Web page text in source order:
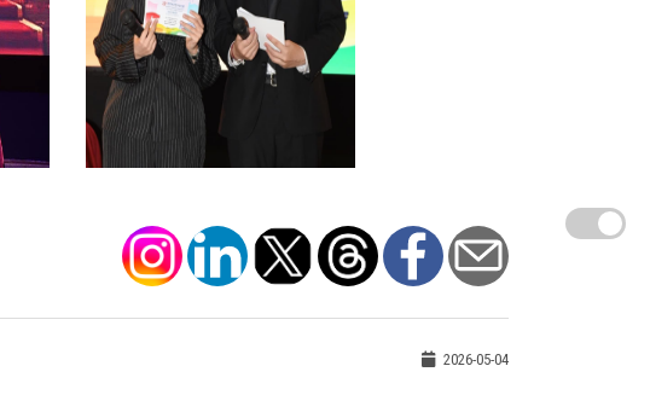
2026-05-04